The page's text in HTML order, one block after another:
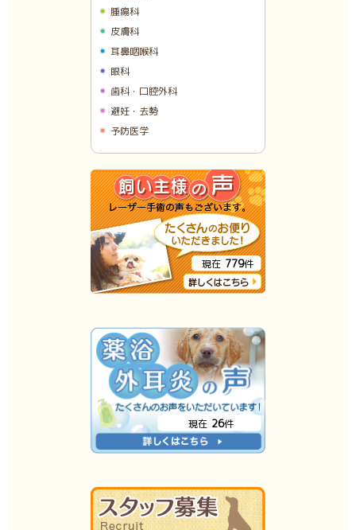
腫瘍科
皮膚科
耳鼻咽喉科
眼科
歯科・口腔外科
避妊・去勢
予防医学
現在 779件
現在 26件